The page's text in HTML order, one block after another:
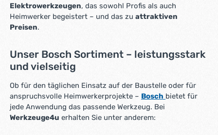
Elektrowerkzeugen, das sowohl Profis als auch
Heimwerker begeistert – und das zu attraktiven
Preisen.
Unser Bosch Sortiment – leistungsstark
und vielseitig
Ob für den täglichen Einsatz auf der Baustelle oder für
anspruchsvolle Heimwerkerprojekte – Bosch bietet für
jede Anwendung das passende Werkzeug. Bei
Werkzeuge4u erhalten Sie unter anderem: